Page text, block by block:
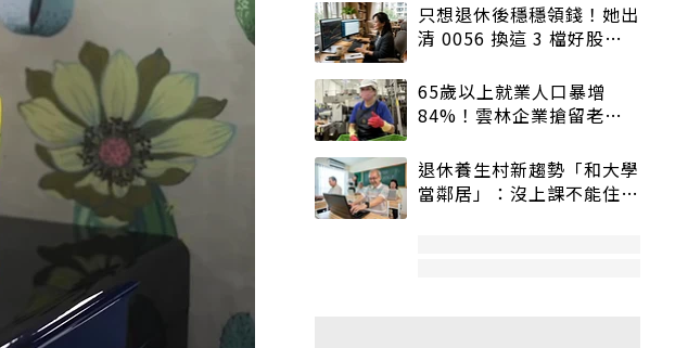
只想退休後穩穩領錢！她出
清 0056 換這 3 檔好股：
65歲以上就業人口暴增
84%！雲林企業搶留老員
退休養生村新趨勢「和大學
當鄰居」：沒上課不能住、